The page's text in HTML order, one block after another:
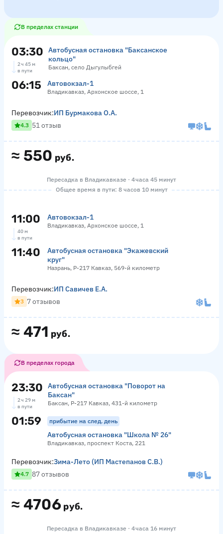
В пределах станции
03:30
Автобусная остановка "Баксанское
кольцо"
Баксан, село Дыгулыбгей
2 ч 45 м
в пути
06:15 Автовокзал-1
Владикавказ, Архонское шоссе, 1
≈ 550 руб.
Перевозчик:ИП Бурмакова О.А.
4.3 51 отзыв
Пересадка в Владикавказе · 4 часа 45 минут
Общее время в пути: 8 часов 10 минут
11:00 Автовокзал-1
Владикавказ, Архонское шоссе, 1
40 м
в пути
11:40
Автобусная остановка "Экажевский
круг"
Назрань, Р-217 Кавказ, 569-й километр
≈ 471 руб.
Перевозчик:ИП Савичев Е.А.
3 7 отзывов
В пределах города
23:30
Автобусная остановка "Поворот на
Баксан"
Баксан, Р-217 Кавказ, 431-й километр
2 ч 29 м
в пути
01:59 прибытие на след. день
Автобусная остановка "Школа № 26"
Владикавказ, проспект Коста, 221
≈ 4706 руб.
Перевозчик:Зима-Лето (ИП Мастепанов С.В.)
4.7 87 отзывов
Пересадка в Владикавказе · 4 часа 16 минут